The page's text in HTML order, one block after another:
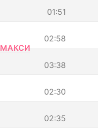
01:51
02:58
МАКСИ
03:38
02:30
02:35